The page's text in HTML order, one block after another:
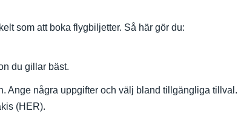
som att boka flygbiljetter. Så här gör du:
du gillar bäst.
Ange några uppgifter och välj bland tillgängliga
(HER).